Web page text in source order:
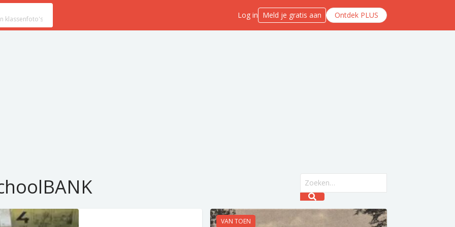
Log in Meld je gratis aan Ontdek PLUS
Search field
Submit search
VAN TOEN